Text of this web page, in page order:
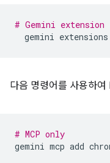
# Gemini extension
gemini extensions
다음 명령어를 사용하
# MCP only
gemini mcp add